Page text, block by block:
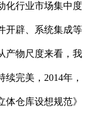
化行业市场集中度
开辟、系统集成等
产物尺度来看，我
完美，2014年，
仓库设想规范》